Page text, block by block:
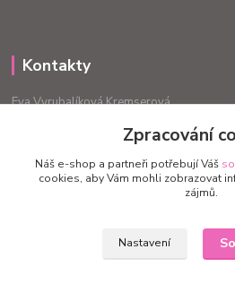
Kontakty
Eva Vyrubalíková Kremserová
info.radost@email.cz
Upravit sběr
Zpracování
Náš e-shop a partneři potřebují Váš
cookies, aby Vám mohli zobrazovat
zájmů.
Nastavení